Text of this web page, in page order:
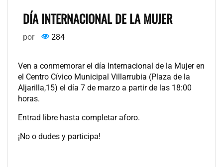
DÍA INTERNACIONAL DE LA MUJER
por 284
Ven a conmemorar el día Internacional de la Mujer en
el Centro Cívico Municipal Villarrubia (Plaza de la
Aljarilla,15) el día 7 de marzo a partir de las 18:00
horas.
Entrad libre hasta completar aforo.
¡No o dudes y participa!